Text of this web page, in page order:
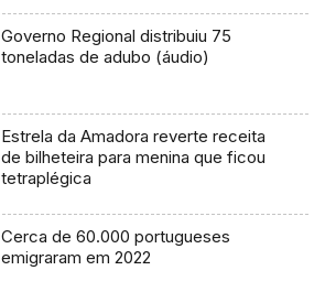
Governo Regional distribuiu 75
toneladas de adubo (áudio)
Estrela da Amadora reverte receita
de bilheteira para menina que ficou
tetraplégica
Cerca de 60.000 portugueses
emigraram em 2022